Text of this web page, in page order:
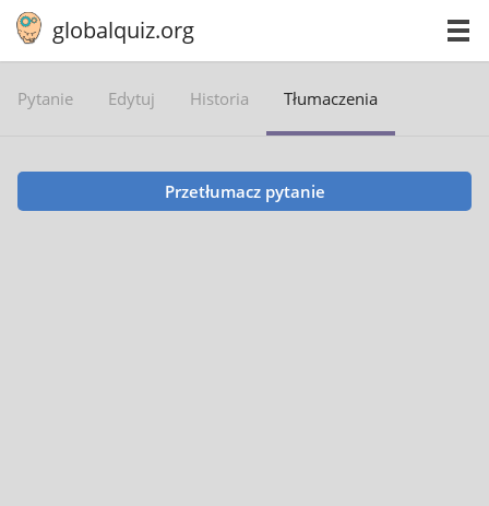
globalquiz.org
Pytanie Edytuj Historia Tłumaczenia
Przetłumacz pytanie